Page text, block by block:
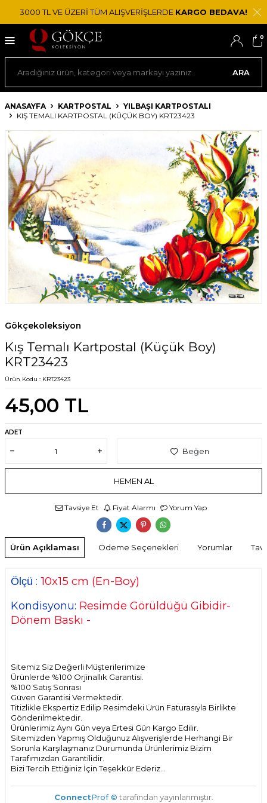
3000 TL VE ÜZERİ TÜM ALIŞVERİŞLERDE KARGO BEDAVA!
ARA
0
ANASAYFA KARTPOSTAL
YILBAŞI KARTPOSTALI
KIŞ TEMALI KARTPOSTAL (KÜÇÜK BOY) KRT23423
Gökçekoleksiyon
Kış Temalı Kartpostal (Küçük Boy)
KRT23423
Ürün Kodu : KRT23423
45,00 TL
ADET
Beğen
HEMEN AL
Tavsiye Et Fiyat Alarmı Yorum Yap
Ürün Açıklaması Ödeme Seçenekleri Yorumlar
Ölçü : 10x15 cm (En-Boy)
Kondisyonu: Resimde Görüldüğü Gibidir-
Dönem Baskı -
Sitemiz Siz Değerli Müşterilerimize
Ürünlerde %100 Orjinallık Garantisi.
%100 Satış Sonrası
Güven Garantisi Vermektedir.
Titizlikle Ekspertiz Edilip Resimdeki Ürün Faturasıyla Birlikte
Gönderilmektedir.
Ürünlerimiz Aynı Gün veya Ertesi Gün Kargo Edilir.
Sitemizden Yapmış Olduğunuz Alışverişlerde Herhangi Bir
Sorunla Karşılaşmanız Durumunda Ürünlerimiz Bizim
Tarafımızdan Garantilidir.
Bizi Tercih Ettiğiniz İçin Teşekkür Ederiz...
ConnectProf © tarafından yayınlanmıştır.